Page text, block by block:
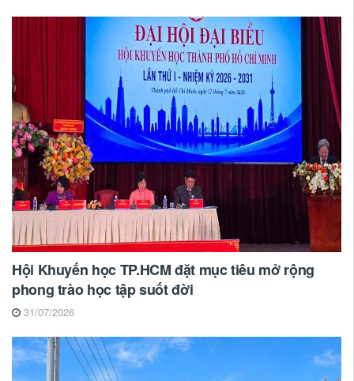
Hội Khuyến học TP.HCM đặt mục tiêu mở rộng
phong trào học tập suốt đời
31/07/2026